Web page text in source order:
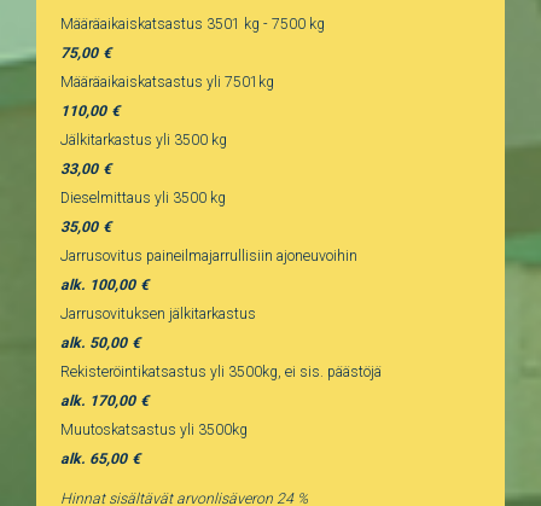
Määräaikaiskatsastus 3501 kg - 7500 kg
75,00
Määräaikaiskatsastus yli 7501kg
110,00
Jälkitarkastus yli 3500 kg
33,00
Dieselmittaus yli 3500 kg
35,00
Jarrusovitus paineilmajarrullisiin ajoneuvoihin
alk. 100,00
Jarrusovituksen jälkitarkastus
alk. 50,00
Rekisteröintikatsastus yli 3500kg, ei sis. päästöjä
alk. 170,00
Muutoskatsastus yli 3500kg
alk. 65,00
Hinnat sisältävät arvonlisäveron 24 %